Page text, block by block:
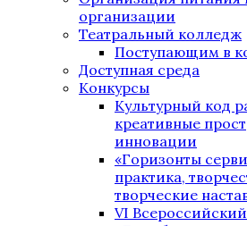
организации
Театральный колледж
Поступающим в
Доступная среда
Конкурсы
Культурный код
креативные
инновации
«Горизонты
практика,
творческие
VI